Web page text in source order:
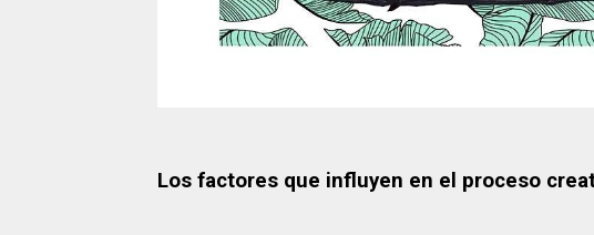
Los factores que influyen en el proceso